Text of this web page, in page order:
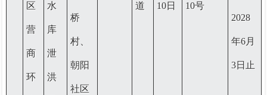
区
营
商
环
水
库
泄
洪
桥
村、
朝阳
社区
道 10日 10号
2028
年6月
3日止